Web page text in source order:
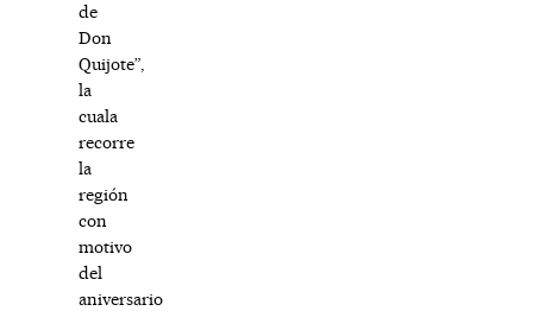
de
Don
Quijote”,
la
cuala
recorre
la
región
con
motivo
del
aniversario